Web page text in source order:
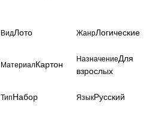
ВидЛото ЖанрЛогические
МатериалКартон
НазначениеДля
взрослых
ТипНабор ЯзыкРусский